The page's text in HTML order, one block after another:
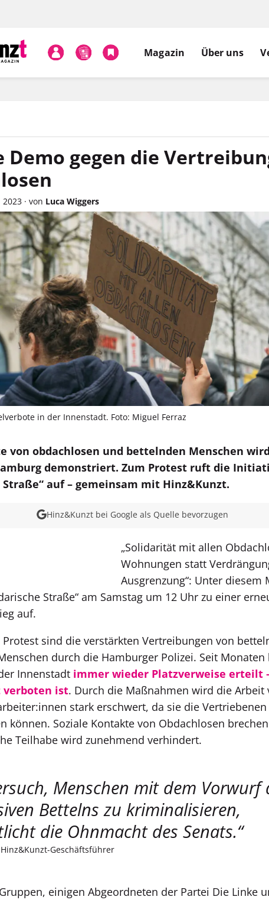
Magazin Über uns
Demo gegen die
2023 · von Luca Wiggers
in der Innenstadt. Foto: Miguel Ferraz
von obdachlosen und bettelnden Menschen
demonstriert. Zum Protest ruft die
Straße“ auf – gemeinsam mit Hinz&Kunzt.
Hinz&Kunzt bei Google als Quelle bevorzugen
„Solidarität mit allen
Wohnungen statt
Ausgrenzung“: Unter
Straße“ am Samstag um 12 Uhr zu einer
auf.
sind die verstärkten Vertreibungen von
durch die Hamburger Polizei. Seit
Innenstadt immer wieder Platzverweise erteilt
ist. Durch die Maßnahmen wird die Arbeit
stark erschwert, da sie die
können. Soziale Kontakte von Obdachlosen
Teilhabe wird zunehmend verhindert.
Menschen mit dem Vorwurf
Bettelns zu kriminalisieren,
die Ohnmacht des Senats.“
Geschäftsführer
einigen Abgeordneten der Partei Die Linke